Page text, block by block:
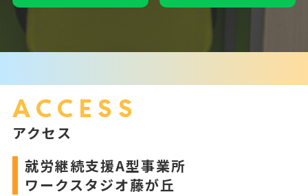
ACCESS
アクセス
就労継続支援A型事業所
ワークスタジオ藤が丘